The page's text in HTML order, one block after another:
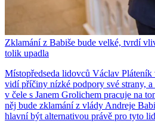
Zklamání z Babiše bude velké, tvrdí
tolik upadla
Místopředseda lidovců Václav
vidí příčiny nízké podpory své strany,
v čele s Janem Grolichem pracuje na
něj bude zklamání z vlády Andreje
hlavní být alternativou právě pro tyto